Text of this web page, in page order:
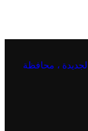
الجديدة ، محافظة